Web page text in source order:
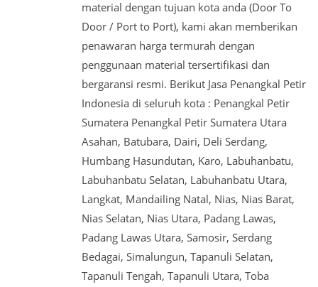
material dengan tujuan kota anda (Door To
Door / Port to Port), kami akan memberikan
penawaran harga termurah dengan
penggunaan material tersertifikasi dan
bergaransi resmi. Berikut Jasa Penangkal Petir
Indonesia di seluruh kota : Penangkal Petir
Sumatera Penangkal Petir Sumatera Utara
Asahan, Batubara, Dairi, Deli Serdang,
Humbang Hasundutan, Karo, Labuhanbatu,
Labuhanbatu Selatan, Labuhanbatu Utara,
Langkat, Mandailing Natal, Nias, Nias Barat,
Nias Selatan, Nias Utara, Padang Lawas,
Padang Lawas Utara, Samosir, Serdang
Bedagai, Simalungun, Tapanuli Selatan,
Tapanuli Tengah, Tapanuli Utara, Toba